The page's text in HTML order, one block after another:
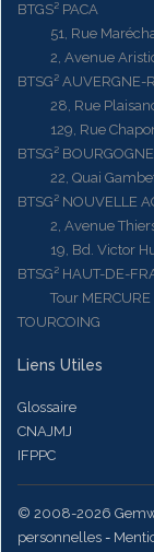
BTGS² PACA
51, Rue
2, Avenue
BTSG² AUVERGNE-
28, Rue
129, Rue
BTSG²
22, Quai
BTSG² NOUVELLE
2, Avenue Thiers
19, Bd. Victor
BTSG² HAUT-DE-
Tour MERCURE -
TOURCOING
Liens Utiles
Glossaire
CNAJMJ
IFPPC
© 2008-2026
personnelles -